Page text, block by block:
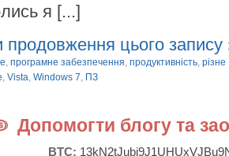
я [...]
продовження цього запису
, програмне забезпечення, продуктивність, різне
, Vista, Windows 7, ПЗ
Допомогти блогу та
BTC: